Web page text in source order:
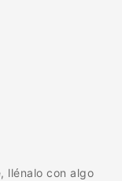
llénalo con algo